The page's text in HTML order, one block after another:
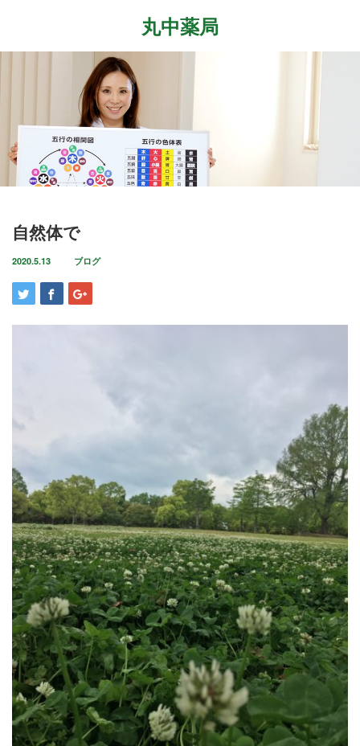
丸中薬局
自然体で
2020.5.13 ブログ
症状改善事例
取扱商品
ブログ
店舗案内
お問い合わせ
最近の記事
2026.7.27
3月の声が聞こえるとすっかり春らしくな
り、明石公園の梅の花も満開で、寒い冬がよう
やく終わりを迎えて穏やかな日が訪れるよ…
2025.12.28
今年もあと数日になりましたね。歳を重ねると一年が過ぎるのが
本当に早く感じますが、忙しい日々が本当に有り難く思います。
分刻…
2026年8月
月 火 水 木 金 土 日
1
2